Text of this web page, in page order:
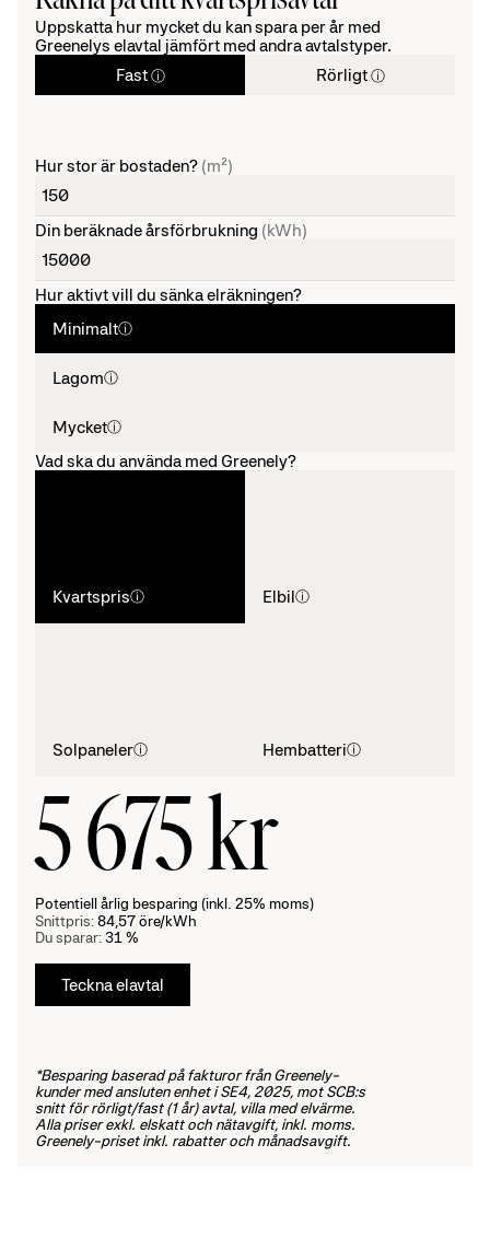
Uppskatta hur mycket du kan spara per år med
Greenelys elavtal jämfört med andra avtalstyper.
Fast ⓘ Rörligt ⓘ
Hur stor är bostaden? (m²)
Din beräknade årsförbrukning (kWh)
Hur aktivt vill du sänka elräkningen?
Minimaltⓘ
Lagomⓘ
Mycketⓘ
Vad ska du använda med Greenely?
Kvartsprisⓘ Elbilⓘ
Solpanelerⓘ Hembatteriⓘ
5 675 kr
Potentiell årlig besparing (inkl. 25% moms)
Snittpris:84,57 öre/kWh
Du sparar:31 %
Teckna elavtal
*Besparing baserad på fakturor från Greenely-
kunder med ansluten enhet i SE4, 2025, mot SCB:s
snitt för rörligt/fast (1 år) avtal, villa med elvärme.
Alla priser exkl. elskatt och nätavgift, inkl. moms.
Greenely-priset inkl. rabatter och månadsavgift.